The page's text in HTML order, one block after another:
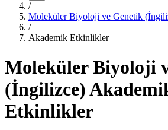
/
Moleküler Biyoloji ve Genetik
/
Akademik Etkinlikler
Moleküler Biyoloji
(İngilizce)
Etkinlikler